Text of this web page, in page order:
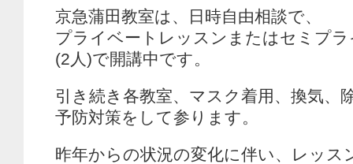
京急蒲田教室は、日時自由相談で、
プライベートレッスンまたはセミプ
(2人)で開講中です。
引き続き各教室、マスク着用、換気、
予防対策をして参ります。
昨年からの状況の変化に伴い、レッス